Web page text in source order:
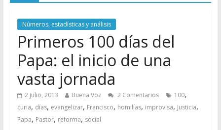
Números, estadísticas y análisis
Primeros 100 días del
Papa: el inicio de una
vasta jornada
2 julio, 2013 Buena Voz 2 Comentarios 100,
curia, días, evangelizar, Francisco, homilías, improvisa, Justicia,
Papa, Pastor, reforma, social